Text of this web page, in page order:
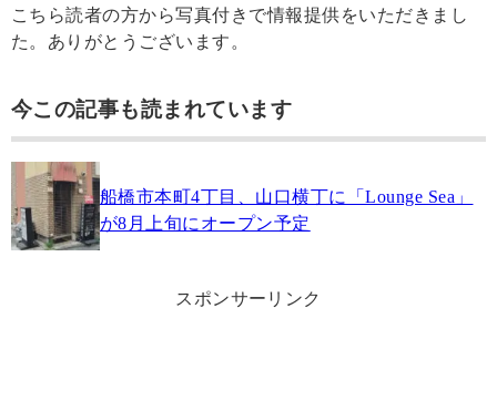
こちら読者の方から写真付きで情報提供をいただきまし
た。ありがとうございます。
今この記事も読まれています
船橋市本町4丁目、山口横丁に「Lounge Sea」
が8月上旬にオープン予定
スポンサーリンク